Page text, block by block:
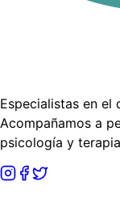
Especialistas en el
Acompañamos a
psicología y